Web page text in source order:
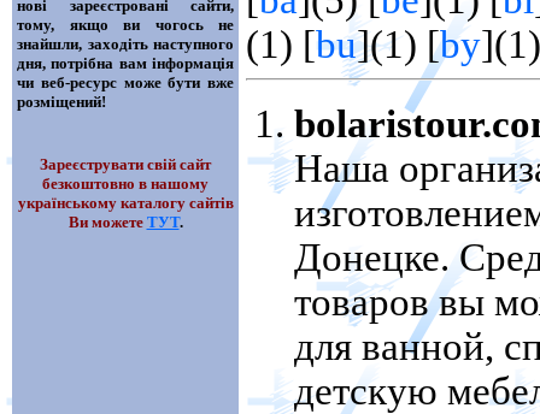
нові зареєстровані сайти,
тому, якщо ви чогось не
знайшли, заходіть наступного
дня, потрібна вам інформація
чи веб-ресурс може бути вже
розміщений!
Зареєструвати свій сайт
безкоштовно в нашому
українському каталогу сайтів
Ви можете ТУТ.
(1) [bu](1) [by](1)
Наша
Донецке.
товаров вы
для ванной,
детскую